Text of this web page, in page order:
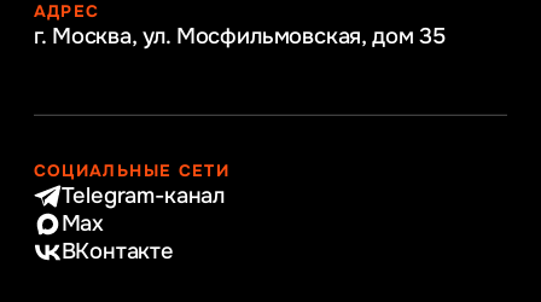
АДРЕС
г. Москва, ул. Мосфильмовская, дом 35
СОЦИАЛЬНЫЕ СЕТИ
Telegram-канал
Max
ВКонтакте